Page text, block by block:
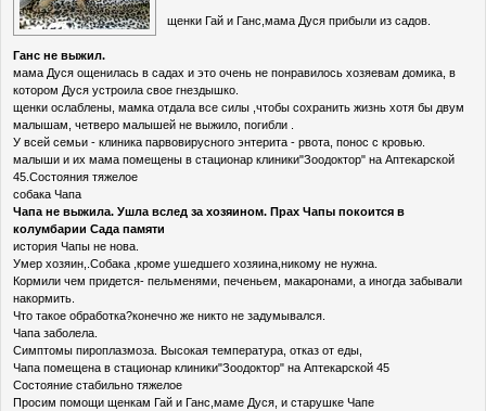
щенки Гай и Ганс,мама Дуся прибыли из садов.
Ганс не выжил.
мама Дуся ощенилась в садах и это очень не понравилось хозяевам домика, в
котором Дуся устроила свое гнездышко.
щенки ослаблены, мамка отдала все силы ,чтобы сохранить жизнь хотя бы двум
малышам, четверо малышей не выжило, погибли .
У всей семьи - клиника парвовирусного энтерита - рвота, понос с кровью.
малыши и их мама помещены в стационар клиники"Зоодоктор" на Аптекарской
45.Состояния тяжелое
собака Чапа
Чапа не выжила. Ушла вслед за хозяином. Прах Чапы покоится в
колумбарии Сада памяти
история Чапы не нова.
Умер хозяин,.Собака ,кроме ушедшего хозяина,никому не нужна.
Кормили чем придется- пельменями, печеньем, макаронами, а иногда забывали
накормить.
Что такое обработка?конечно же никто не задумывался.
Чапа заболела.
Симптомы пироплазмоза. Высокая температура, отказ от еды,
Чапа помещена в стационар клиники"Зоодоктор" на Аптекарской 45
Состояние стабильно тяжелое
Просим помощи щенкам Гай и Ганс,маме Дуся, и старушке Чапе